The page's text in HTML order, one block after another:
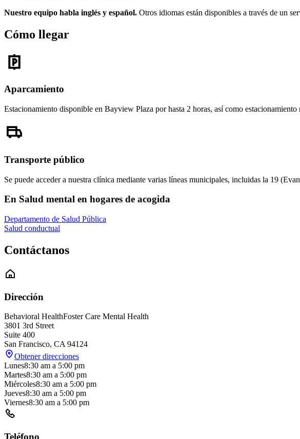
Nuestro equipo habla inglés y español. Otros idiomas están disponibles a través de un
Cómo llegar
Aparcamiento
Estacionamiento disponible en Bayview Plaza por hasta 2 horas, así como estacionamiento
Transporte público
Se puede acceder a nuestra clínica mediante varias líneas municipales, incluidas la 19
En Salud mental en hogares de acogida
Departamento de Salud Pública
Salud conductual
Contáctanos
Dirección
Behavioral HealthFoster Care Mental Health
3801 3rd Street
Suite 400
San Francisco, CA 94124
Obtener direcciones
Lunes8:30 am a 5:00 pm
Martes8:30 am a 5:00 pm
Miércoles8:30 am a 5:00 pm
Jueves8:30 am a 5:00 pm
Viernes8:30 am a 5:00 pm
Teléfono